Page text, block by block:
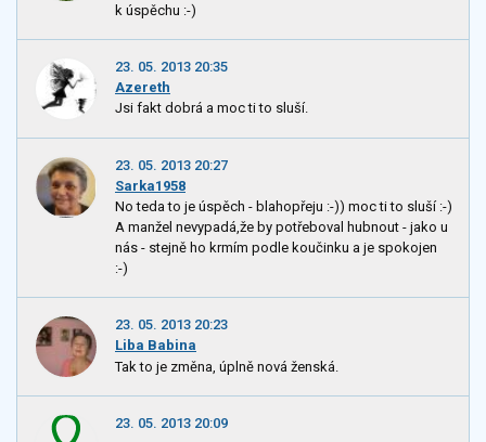
k úspěchu :-)
23. 05. 2013 20:35
Azereth
Jsi fakt dobrá a moc ti to sluší.
23. 05. 2013 20:27
Sarka1958
No teda to je úspěch - blahopřeju :-)) moc ti to sluší :-)
A manžel nevypadá,že by potřeboval hubnout - jako u
nás - stejně ho krmím podle koučinku a je spokojen
:-)
23. 05. 2013 20:23
Liba Babina
Tak to je změna, úplně nová ženská.
23. 05. 2013 20:09